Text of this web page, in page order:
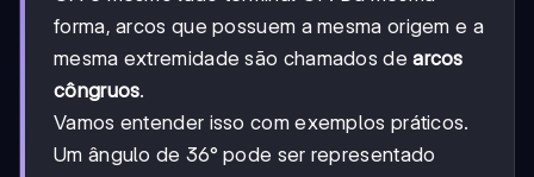
forma, arcos que possuem a mesma origem e a
mesma extremidade são chamados dearcos
côngruos.
Vamos entender isso com exemplos práticos.
Um ângulo de 36° pode ser representado